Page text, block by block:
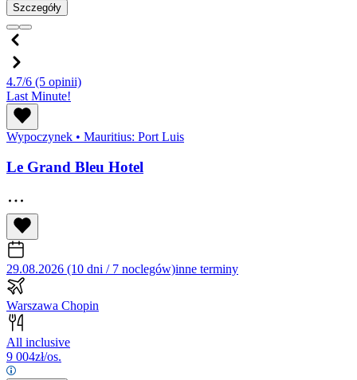
Szczegóły
4.7/6 (5 opinii)
Last Minute!
Wypoczynek • Mauritius: Port Luis
Le Grand Bleu Hotel
29.08.2026 (10 dni / 7 noclegów)inne terminy
Warszawa Chopin
All inclusive
9 004zł/os.